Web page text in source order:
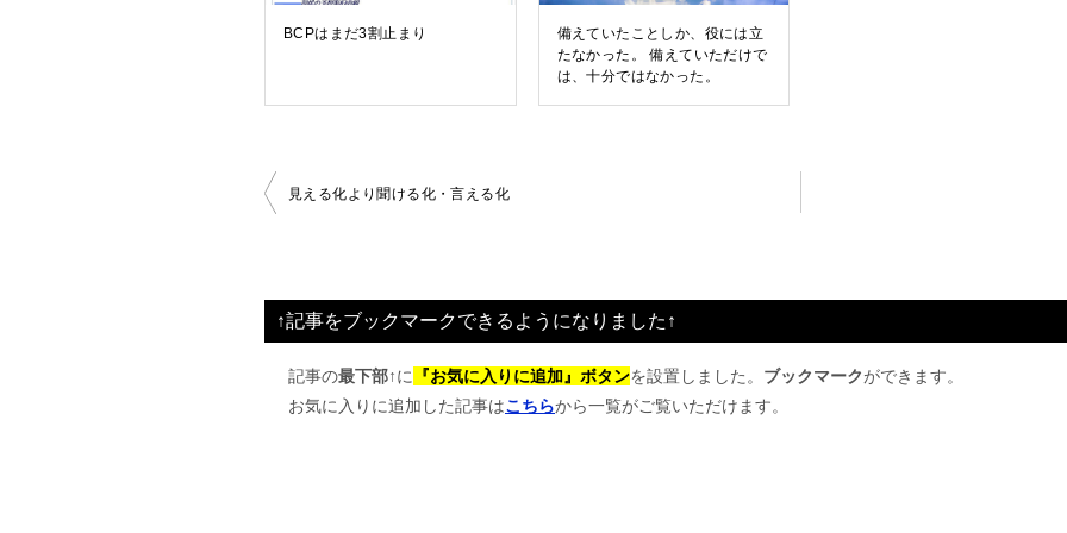
BCPはまだ3割止まり
備えていたことしか、役には立
たなかった。 備えていただけで
は、十分ではなかった。
投
ビ
ゲ
ー
シ
見える化より聞ける化・言える化
↑記事をブックマークできるようになりました↑
記事の最下部↑に 『お気に入りに追加』ボタンを設置しました。 ブックマークができます。
お気に入りに追加した記事はこちらから一覧がご覧いただけます。